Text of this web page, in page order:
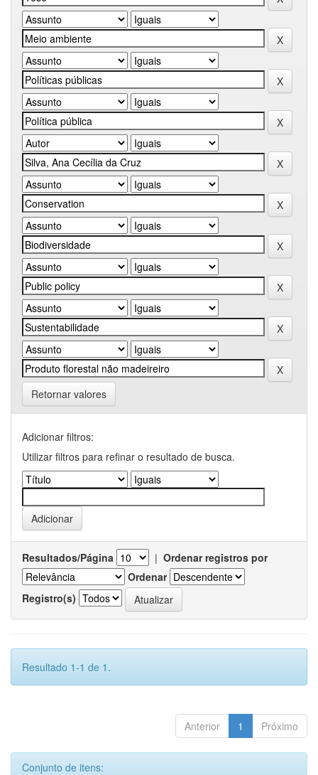
Retornar valores
Adicionar filtros:
Utilizar filtros para refinar o resultado de busca.
Resultados/Página | Ordenar registros por
Ordenar
Registro(s)
Resultado 1-1 de 1.
Anterior 1 Próximo
Conjunto de itens: